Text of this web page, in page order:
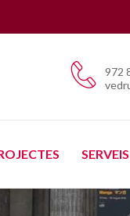
972
SERVEIS